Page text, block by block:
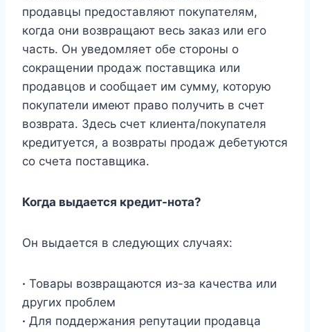
продавцы предоставляют покупателям,
когда они возвращают весь заказ или его
часть. Он уведомляет обе стороны о
сокращении продаж поставщика или
продавцов и сообщает им сумму, которую
покупатели имеют право получить в счет
возврата. Здесь счет клиента/покупателя
кредитуется, а возвраты продаж дебетуются
со счета поставщика.
Когда выдается кредит-нота?
Он выдается в следующих случаях:
· Товары возвращаются из-за качества или
других проблем
· Для поддержания репутации продавца